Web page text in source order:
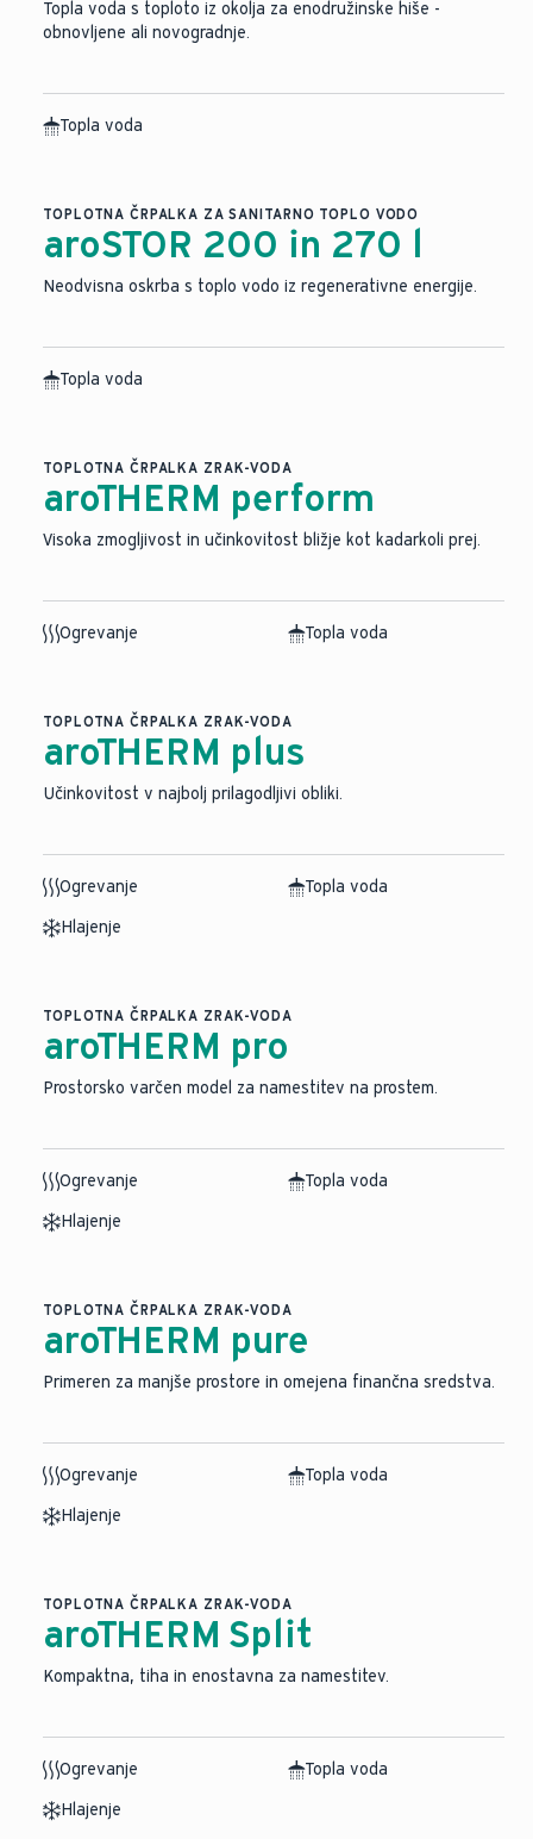
Topla voda s toploto iz okolja za enodružinske hiše -
obnovljene ali novogradnje.
Topla voda
TOPLOTNA ČRPALKA ZA SANITARNO TOPLO VODO
aroSTOR 200 in 270 l
Neodvisna oskrba s toplo vodo iz regenerativne energije.
Topla voda
TOPLOTNA ČRPALKA ZRAK-VODA
aroTHERM perform
Visoka zmogljivost in učinkovitost bližje kot kadarkoli prej.
Ogrevanje Topla voda
TOPLOTNA ČRPALKA ZRAK-VODA
aroTHERM plus
Učinkovitost v najbolj prilagodljivi obliki.
Ogrevanje
Topla voda
Hlajenje
TOPLOTNA ČRPALKA ZRAK-VODA
aroTHERM pro
Prostorsko varčen model za namestitev na prostem.
Ogrevanje
Topla voda
Hlajenje
TOPLOTNA ČRPALKA ZRAK-VODA
aroTHERM pure
Primeren za manjše prostore in omejena finančna sredstva.
Ogrevanje
Topla voda
Hlajenje
TOPLOTNA ČRPALKA ZRAK-VODA
aroTHERM Split
⁠Kompaktna, tiha in enostavna za namestitev.
Ogrevanje
Topla voda
Hlajenje